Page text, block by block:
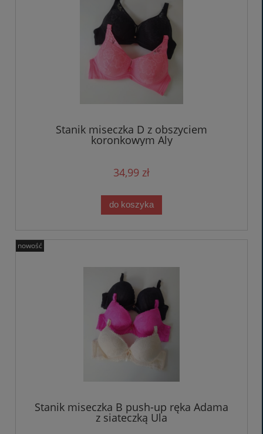
Stanik miseczka D z obszyciem
koronkowym Aly
34,99 zł
do koszyka
Stanik miseczka B push-up ręka Adama
z siateczką Ula
nowość